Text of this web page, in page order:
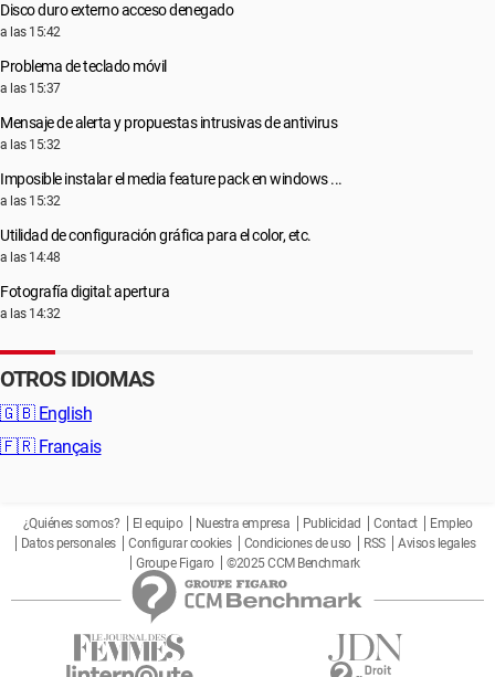
Disco duro externo acceso denegado
a las 15:42
Problema de teclado móvil
a las 15:37
Mensaje de alerta y propuestas intrusivas de antivirus
a las 15:32
Imposible instalar el media feature pack en windows ...
a las 15:32
Utilidad de configuración gráfica para el color, etc.
a las 14:48
Fotografía digital: apertura
a las 14:32
OTROS IDIOMAS
🇬🇧 English
🇫🇷 Français
¿Quiénes somos? El equipo Nuestra empresa Publicidad Contact
Empleo
Datos personales
Configurar cookies Condiciones de uso RSS
Avisos legales
Groupe Figaro
©2025 CCM Benchmark